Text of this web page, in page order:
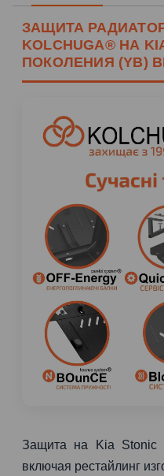
ЗАЩИТА
KOLCHUGA® НА
ПОКОЛЕНИЯ (YB)
Защита на Kia Stonic
включая рестайлинг